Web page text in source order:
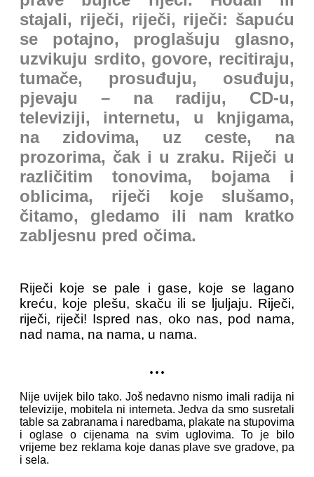
stajali, riječi, riječi, riječi: šapuću
se potajno, proglašuju glasno,
uzvikuju srdito, govore, recitiraju,
tumače, prosuđuju, osuđuju,
pjevaju – na radiju, CD-u,
televiziji, internetu, u knjigama,
na zidovima, uz ceste, na
prozorima, čak i u zraku. Riječi u
različitim tonovima, bojama i
oblicima, riječi koje slušamo,
čitamo, gledamo ili nam kratko
zabljesnu pred očima.
Riječi koje se pale i gase, koje se lagano
kreću, koje plešu, skaču ili se ljuljaju. Riječi,
riječi, riječi! Ispred nas, oko nas, pod nama,
nad nama, na nama, u nama.
...
Nije uvijek bilo tako. Još nedavno nismo imali radija ni
televizije, mobitela ni interneta. Jedva da smo susretali
table sa zabranama i naredbama, plakate na stupovima
i oglase o cijenama na svim uglovima. To je bilo
vrijeme bez reklama koje danas plave sve gradove, pa
i sela.